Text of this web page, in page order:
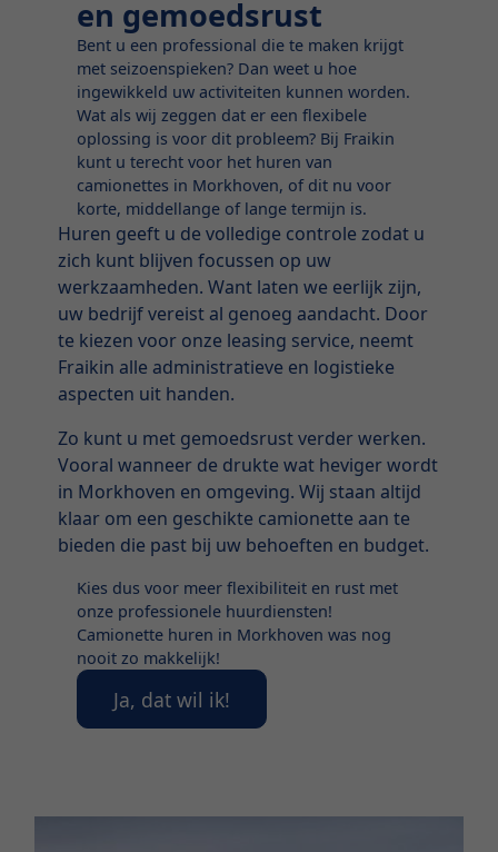
en gemoedsrust
Bent u een professional die te maken krijgt
met seizoenspieken? Dan weet u hoe
ingewikkeld uw activiteiten kunnen worden.
Wat als wij zeggen dat er een flexibele
oplossing is voor dit probleem? Bij Fraikin
kunt u terecht voor het huren van
camionettes in Morkhoven, of dit nu voor
korte, middellange of lange termijn is.
Huren geeft u de volledige controle zodat u
zich kunt blijven focussen op uw
werkzaamheden. Want laten we eerlijk zijn,
uw bedrijf vereist al genoeg aandacht. Door
te kiezen voor onze leasing service, neemt
Fraikin alle administratieve en logistieke
aspecten uit handen.
Zo kunt u met gemoedsrust verder werken.
Vooral wanneer de drukte wat heviger wordt
in Morkhoven en omgeving. Wij staan altijd
klaar om een geschikte camionette aan te
bieden die past bij uw behoeften en budget.
Kies dus voor meer flexibiliteit en rust met
onze professionele huurdiensten!
Camionette huren in Morkhoven was nog
nooit zo makkelijk!
Ja, dat wil ik!